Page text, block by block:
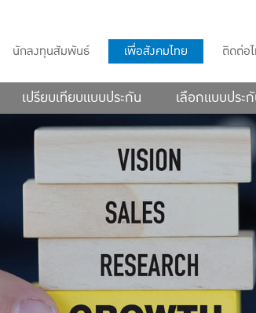
นักลงทุนสัมพันธ์ เพื่อสังคมไทย ติดต่อ
เปรียบเทียบแบบประกัน เลือกแบบประ